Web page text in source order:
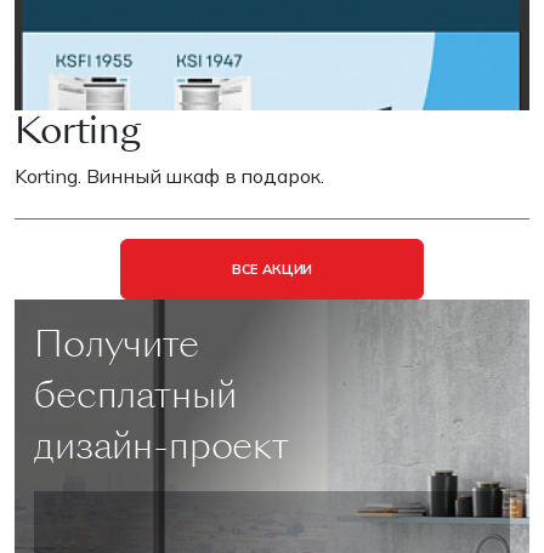
Korting
Korting. Винный шкаф в подарок.
ВСЕ АКЦИИ
Получите
бесплатный
дизайн-проект